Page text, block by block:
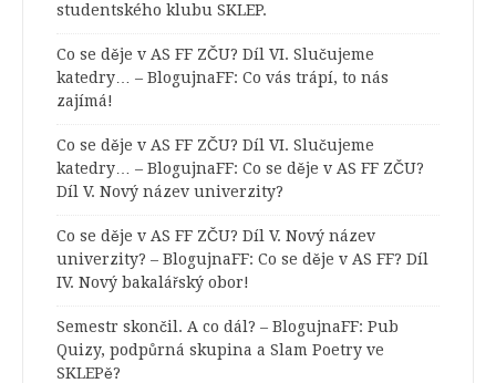
studentského klubu SKLEP.
Co se děje v AS FF ZČU? Díl VI. Slučujeme
katedry… – BlogujnaFF: Co vás trápí, to nás
zajímá!
Co se děje v AS FF ZČU? Díl VI. Slučujeme
katedry… – BlogujnaFF: Co se děje v AS FF ZČU?
Díl V. Nový název univerzity?
Co se děje v AS FF ZČU? Díl V. Nový název
univerzity? – BlogujnaFF: Co se děje v AS FF? Díl
IV. Nový bakalářský obor!
Semestr skončil. A co dál? – BlogujnaFF: Pub
Quizy, podpůrná skupina a Slam Poetry ve
SKLEPě?